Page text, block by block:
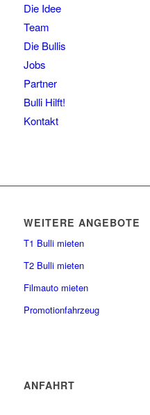
Die Idee
Team
Die Bullis
Jobs
Partner
Bulli Hilft!
Kontakt
WEITERE ANGEBOTE
T1 Bulli mieten
T2 Bulli mieten
Filmauto mieten
Promotionfahrzeug
ANFAHRT